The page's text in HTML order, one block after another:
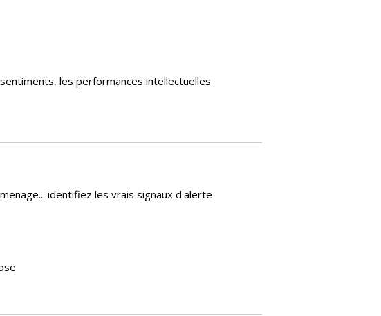
les performances intellectuelles
identifiez les vrais signaux d'alerte